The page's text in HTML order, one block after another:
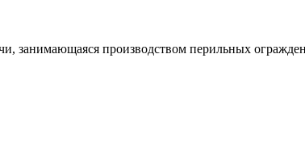
занимающаяся производством перильных